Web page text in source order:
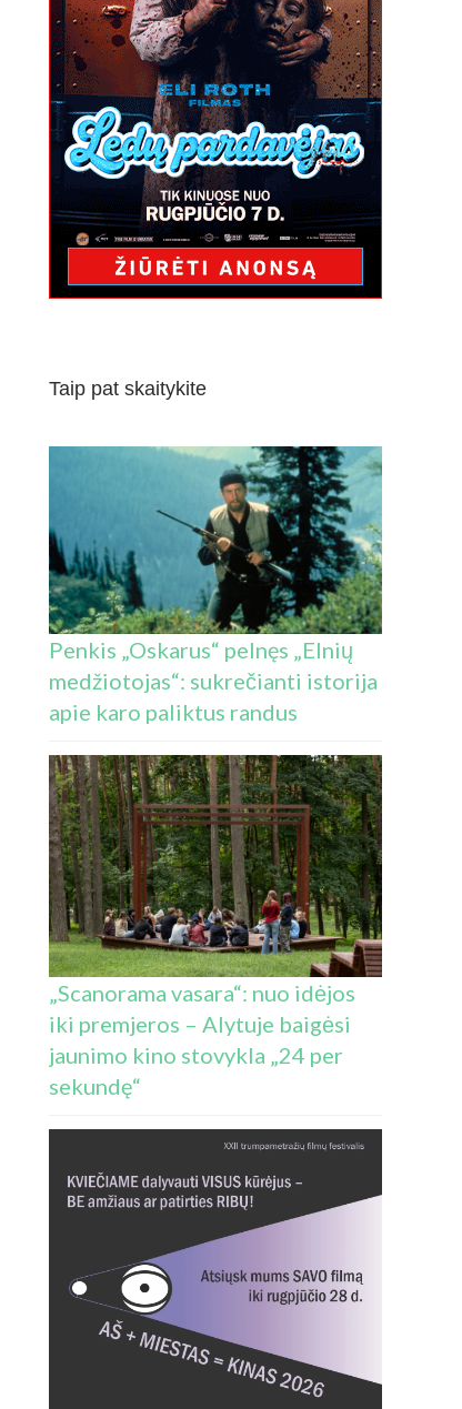
Taip pat skaitykite
Penkis „Oskarus“ pelnęs „Elnių
medžiotojas“: sukrečianti istorija
apie karo paliktus randus
„Scanorama vasara“: nuo idėjos
iki premjeros – Alytuje baigėsi
jaunimo kino stovykla „24 per
sekundę“